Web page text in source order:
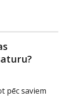
pēc saviem